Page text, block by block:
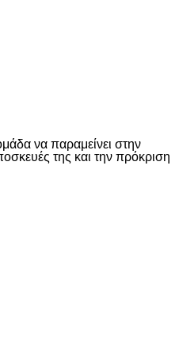
να παραμείνει στην
της και την πρόκριση